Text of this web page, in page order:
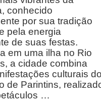
conhecido
por sua tradição
pela energia
de suas festas.
em uma ilha no Rio
a cidade combina
culturais do
de Parintins,
…